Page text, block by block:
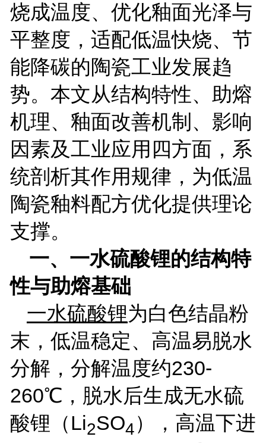
烧成温度、优化釉面光泽与
平整度，适配低温快烧、节
能降碳的陶瓷工业发展趋
势。本文从结构特性、助熔
机理、釉面改善机制、影响
因素及工业应用四方面，系
统剖析其作用规律，为低温
陶瓷釉料配方优化提供理论
支撑。
一、一水硫酸锂的结构特
性与助熔基础
一水硫酸锂为白色结晶粉
末，低温稳定、高温易脱水
分解，分解温度约230-
260℃，脱水后生成无水硫
酸锂（Li2SO4），高温下进